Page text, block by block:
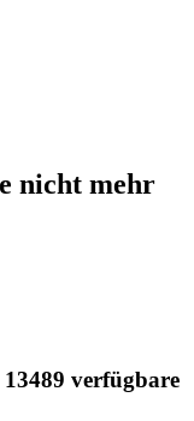
nicht mehr
verfügbare